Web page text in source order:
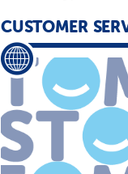
CUSTOMER